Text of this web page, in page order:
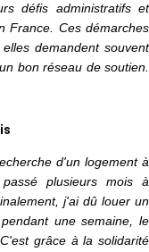
défis administratifs et
France. Ces démarches
demandent souvent
bon réseau de soutien.
d'un logement à
plusieurs mois à
j'ai dû louer un
une semaine, le
grâce à la solidarité